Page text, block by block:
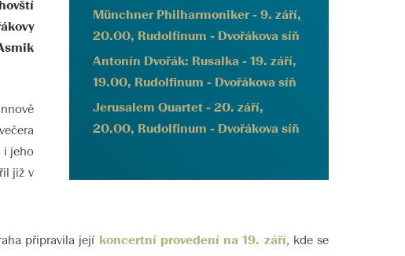
Münchner Philharmoniker - 9. září,
20.00, Rudolfinum - Dvořákova síň
Antonín Dvořák: Rusalka - 19. září,
19.00, Rudolfinum - Dvořákova síň
Jerusalem Quartet - 20. září,
20.00, Rudolfinum - Dvořákova síň
i jeho
již v
připravila její koncertní provedení na 19. září, kde se